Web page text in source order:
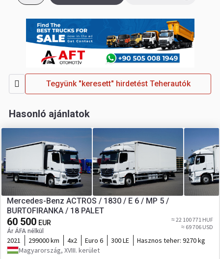
Tegyünk "keresett" hirdetést Teherautók
Hasonló ajánlatok
Mercedes-Benz ACTROS / 1830 / E 6 / MP 5 /
BURTOFIRANKA / 18 PALET
60 500 EUR
Ár ÁFA nélkül
≈ 22 100 771 HUF
≈ 69 706 USD
2021 299000 km 4x2 Euro 6 300 LE Hasznos teher: 9270 kg
Magyarország, XVIII. kerület